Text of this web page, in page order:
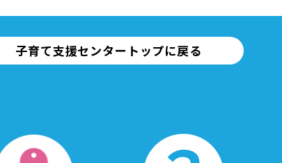
子育て支援センタートップに戻る